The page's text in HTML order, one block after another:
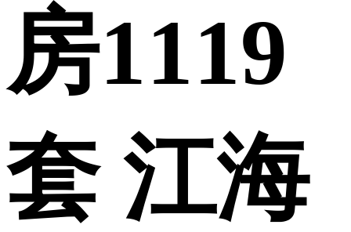
房1119
套 江海